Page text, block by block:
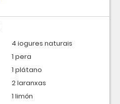
4 iogures naturais
1 pera
1 plátano
2 laranxas
1 limón